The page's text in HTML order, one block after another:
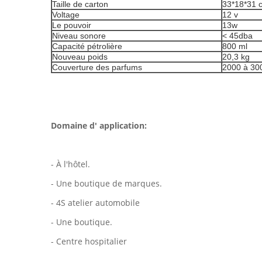
Taille de carton
33*18*31
Voltage
12 v
Le pouvoir
13w
Niveau sonore
< 45dba
Capacité pétrolière
800 ml
Nouveau poids
20,3 kg
Couverture des parfums
2000 à
Domaine d' application:
- À l'hôtel.
- Une boutique de marques.
- 4S atelier automobile
- Une boutique.
- Centre hospitalier